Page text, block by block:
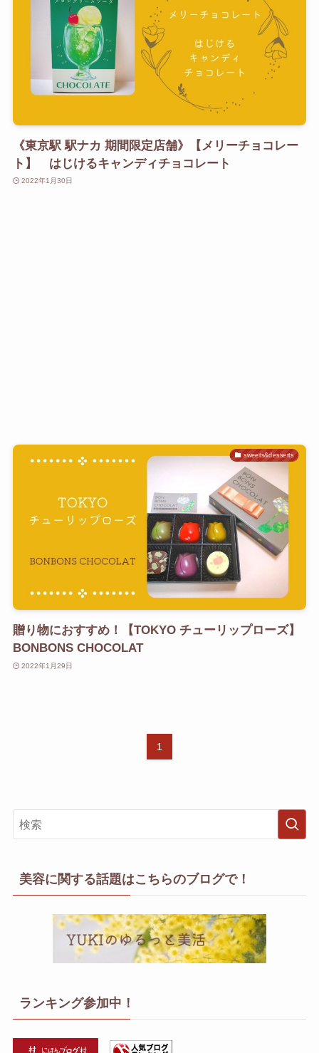
《東京駅 駅ナカ 期間限定店舗》【メリーチョコレー
ト】 はじけるキャンディチョコレート
2022年1月30日
sweets&desserts
贈り物におすすめ！【TOKYO チューリップローズ】
BONBONS CHOCOLAT
2022年1月29日
1
美容に関する話題はこちらのブログで！
ランキング参加中！